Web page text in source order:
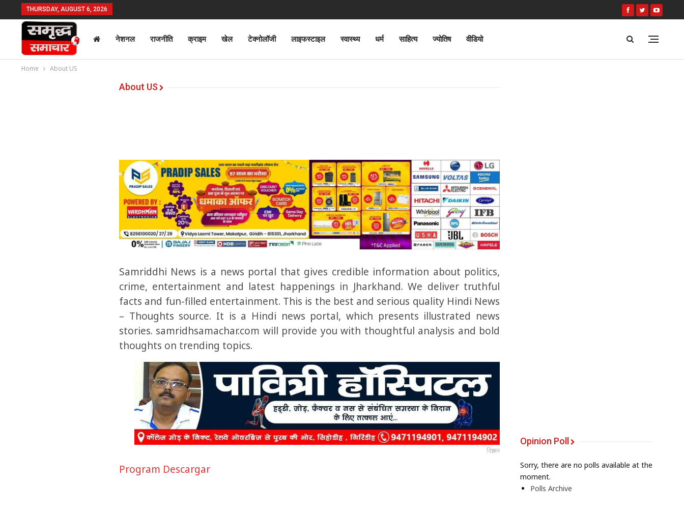
THURSDAY, AUGUST 6, 2026
नेशनल राजनीति क्राइम खेल टेक्नोलॉजी लाइफस्टाइल स्वास्थ्य धर्म साहित्य ज्योतिष वीडियो
Home About US
About US
Samriddhi News is a news portal that gives credible information about politics,
crime, entertainment and latest happenings in Jharkhand.We deliver truthful
facts and fun-filled entertainment. This is the best and serious quality Hindi News
– Thoughts source. It is a Hindi news portal, which presents illustrated news
stories. samridhsamachar.com will provide you with thoughtful analysis and bold
thoughts on trending topics.
विज्ञापन
Program Descargar
Opinion Poll
Sorry, there are no polls available at the
moment.
Polls Archive